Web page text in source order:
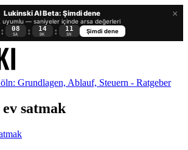
×
Lukinski AI Beta: Şimdi dene
uyumlu — saniyeler içinde arsa değerleri
: 08
SA : 14
DK : 11
SN
Şimdi dene
satmak